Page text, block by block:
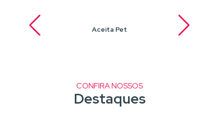
Aceita Pet
CONFIRA NOSSOS
Destaques